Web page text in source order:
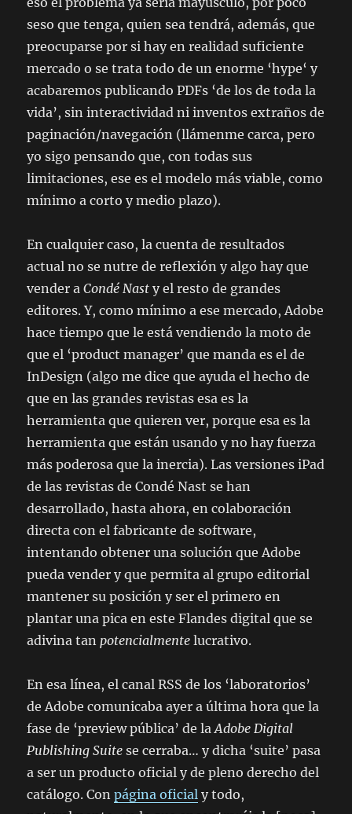
seso que tenga, quien sea tendrá, además, que
preocuparse por si hay en realidad suficiente
mercado o se trata todo de un enorme ‘hype‘ y
acabaremos publicando PDFs ‘de los de toda la
vida’, sin interactividad ni inventos extraños de
paginación/navegación (llámenme carca, pero
yo sigo pensando que, con todas sus
limitaciones, ese es el modelo más viable, como
mínimo a corto y medio plazo).
En cualquier caso, la cuenta de resultados
actual no se nutre de reflexión y algo hay que
vender aCondé Nast y el resto de grandes
editores. Y, como mínimo a ese mercado, Adobe
hace tiempo que le está vendiendo la moto de
que el ‘product manager’ que manda es el de
InDesign (algo me dice que ayuda el hecho de
que en las grandes revistas esa es la
herramienta que quieren ver, porque esa es la
herramienta que están usando y no hay fuerza
más poderosa que la inercia). Las versiones iPad
de las revistas de Condé Nast se han
desarrollado, hasta ahora, en colaboración
directa con el fabricante de software,
intentando obtener una solución que Adobe
pueda vender y que permita al grupo editorial
mantener su posición y ser el primero en
plantar una pica en este Flandes digital que se
adivina tanpotencialmente lucrativo.
En esa línea, el canal RSS de los ‘laboratorios’
de Adobe comunicaba ayer a última hora que la
fase de ‘preview pública’ de laAdobe Digital
Publishing Suite se cerraba… y dicha ‘suite’ pasa
a ser un producto oficial y de pleno derecho del
catálogo. Conpágina oficial y todo,